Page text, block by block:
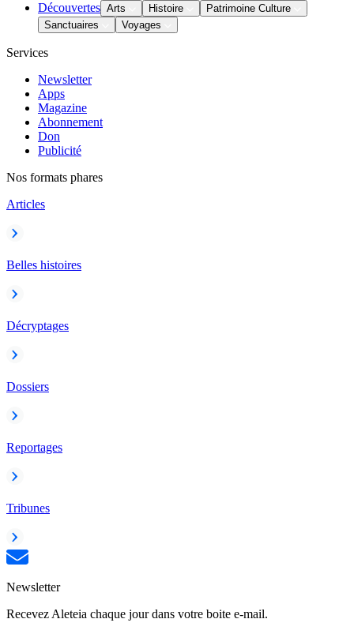
Découvertes Arts Histoire
Patrimoine Culture
Sanctuaires
Voyages
Services
Newsletter
Apps
Magazine
Abonnement
Don
Publicité
Nos formats phares
Articles
Belles histoires
Décryptages
Dossiers
Reportages
Tribunes
Newsletter
Recevez Aleteia chaque jour dans votre boite e-mail.